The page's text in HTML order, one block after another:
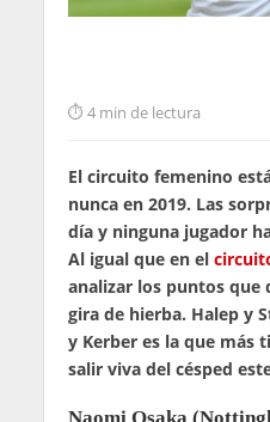
4 min de lectura
El circuito femenino
nunca en 2019. Las
día y ninguna jugador
Al igual que en el
analizar los puntos que
gira de hierba. Halep y
y Kerber es la que más
salir viva del césped